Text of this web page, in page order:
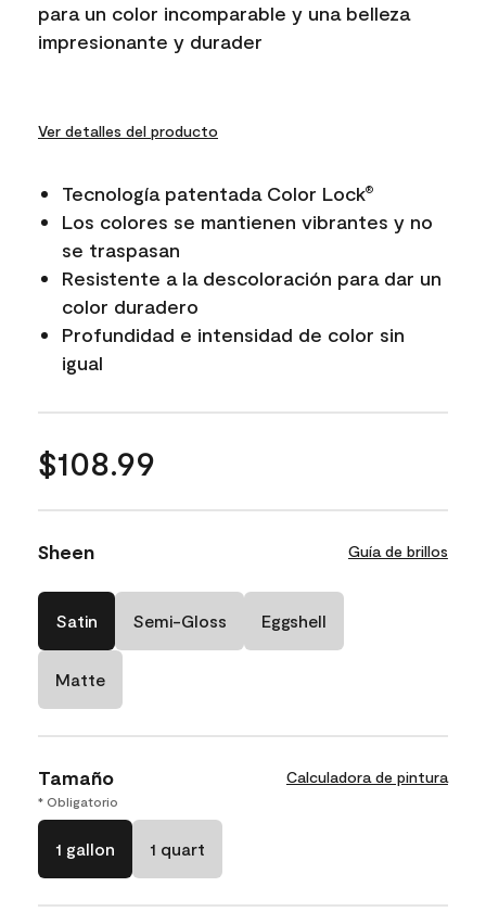
para un color incomparable y una belleza
impresionante y durader
Ver detalles del producto
Tecnología patentada Color Lock®
Los colores se mantienen vibrantes y no
se traspasan
Resistente a la descoloración para dar un
color duradero
Profundidad e intensidad de color sin
igual
$108.99
Sheen Guía de brillos
Satin Semi-Gloss Eggshell
Matte
Tamaño Calculadora de pintura
* Obligatorio
1 gallon 1 quart